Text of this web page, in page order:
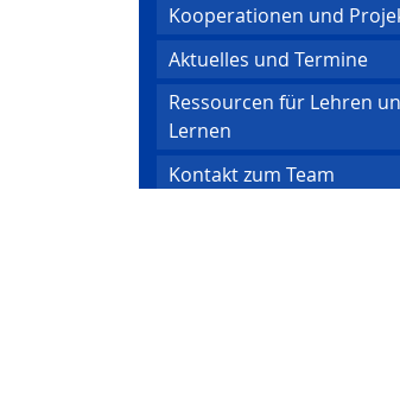
Kooperationen und
Aktuelles und Termine
Ressourcen für Lehren
Lernen
Kontakt zum Team